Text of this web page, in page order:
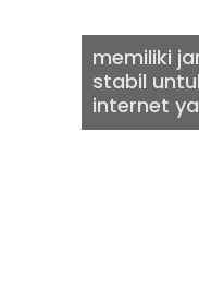
memiliki
stabil
internet